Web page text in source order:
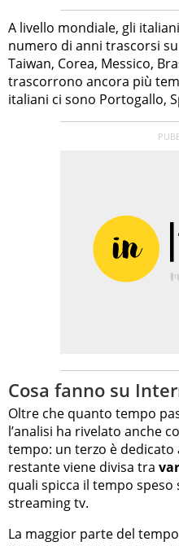
A livello mondiale, gli
numero di anni trascorsi
Taiwan, Corea, Messico,
trascorrono ancora più
italiani ci sono Portogallo,
Cosa fanno su
Oltre che quanto tempo
l’analisi ha rivelato anche
tempo: un terzo è dedicato
restante viene divisa tra
quali spicca il tempo
streaming tv.
La maggior parte del